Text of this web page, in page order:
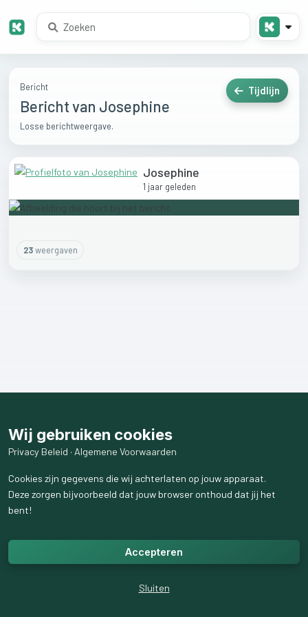
Bericht
Bericht van Josephine
Losse berichtweergave.
Tijdlijn
Josephine
1 jaar geleden
23weergaven
Wij gebruiken cookies
Privacy Beleid · Algemene Voorwaarden
Cookies zijn gegevens die wij achterlaten op jouw apparaat.
Deze zorgen bijvoorbeeld dat jouw browser onthoud dat jij het
bent!
Accepteren
Sluiten